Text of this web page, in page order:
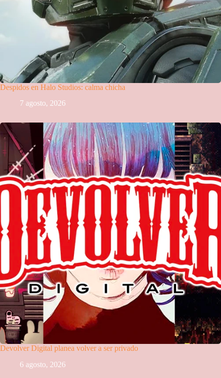
Despidos en Halo Studios: calma chicha
7 agosto, 2026
Devolver Digital planea volver a ser privado
6 agosto, 2026